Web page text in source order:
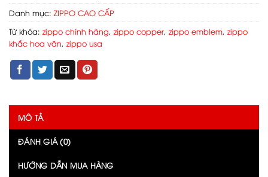
Danh mục: ZIPPO CAO CẤP
Từ khóa: zippo chính hãng, zippo copper, zippo emblem, zippo
khắc hoa văn, zippo usa
MÔ TẢ
ĐÁNH GIÁ (0)
HƯỚNG DẪN MUA HÀNG